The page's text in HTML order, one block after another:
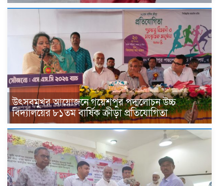
উৎসবমুখর আয়োজনে গয়েশপুর পদ্মলোচন উচ্চ
বিদ্যালয়ের ৮১তম বার্ষিক ক্রীড়া প্রতিযোগিতা